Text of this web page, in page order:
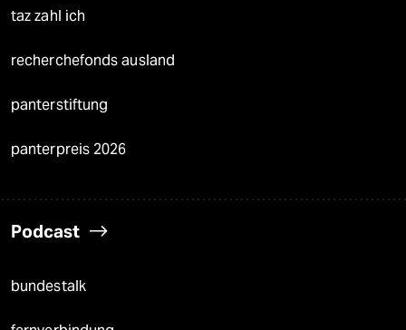
taz zahl ich
recherchefonds ausland
panterstiftung
panterpreis 2026
Podcast
bundestalk